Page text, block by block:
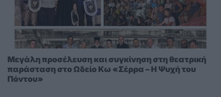
Μεγάλη προσέλευση και συγκίνηση στη θεατρική
παράσταση στο Ωδείο Κω «Σέρρα – Η Ψυχή του
Πόντου»